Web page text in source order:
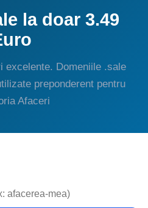
la doar 3.49
excelente. Domeniile .sale
preponderent pentru
Afaceri